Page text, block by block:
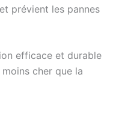
et prévient les pannes
efficace et durable
cher que la